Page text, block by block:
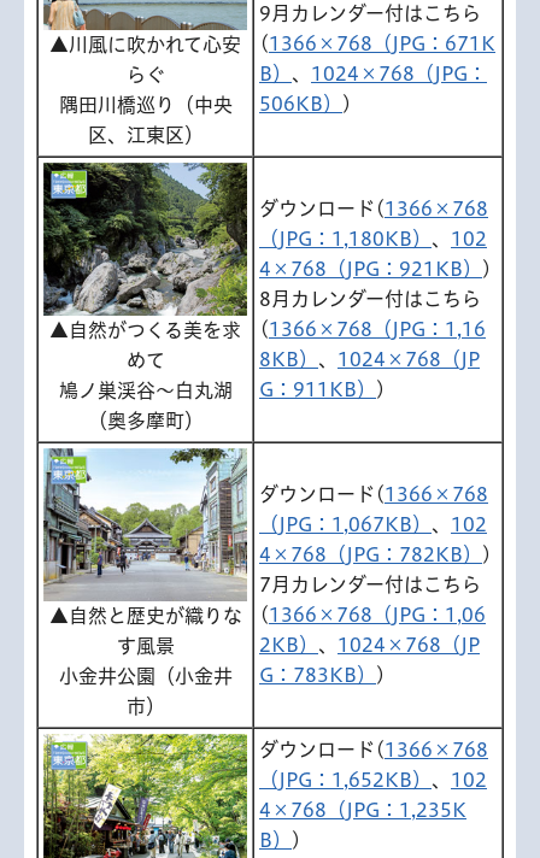
▲川風に吹かれて心安
らぐ
隅田川橋巡り（中央
区、江東区）
9月カレンダー付はこちら
(1366×768（JPG：671K
B） 、 1024×768（JPG：
506KB）
)
▲自然がつくる美を求
めて
鳩ノ巣渓谷～白丸湖
（奥多摩町）
ダウンロード(1366×768
（JPG：1,180KB） 、 102
4×768（JPG：921KB）
)
8月カレンダー付はこちら
(1366×768（JPG：1,16
8KB） 、 1024×768（JP
G：911KB）
)
▲自然と歴史が織りな
す風景
小金井公園（小金井
市）
ダウンロード(1366×768
（JPG：1,067KB） 、 102
4×768（JPG：782KB）
)
7月カレンダー付はこちら
(1366×768（JPG：1,06
2KB） 、 1024×768（JP
G：783KB）
)
ダウンロード(1366×768
（JPG：1,652KB） 、 102
4×768（JPG：1,235K
B）
)